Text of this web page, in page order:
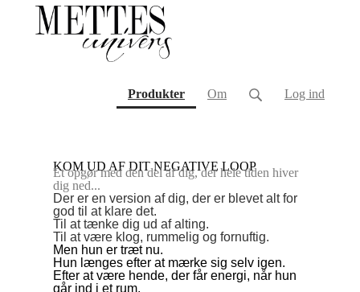
Produkter(current)
Om Log ind
KOM UD AF DIT NEGATIVE LOOP
Et opgør med den del af dig, der hele tiden hiver
dig ned...
Der er en version af dig, der er blevet alt for
god til at klare det.
Til at tænke dig ud af alting.
Til at være klog, rummelig og fornuftig.
Men hun er træt nu.
Hun længes efter at mærke sig selv igen.
Efter at være hende, der får energi, når hun
går ind i et rum.